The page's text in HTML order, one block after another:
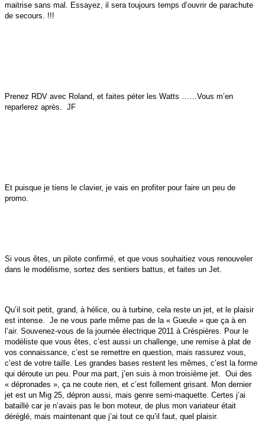
maitrise sans mal. Essayez, il sera toujours temps d’ouvrir de parachute
de secours. !!!
Prenez RDV avec Roland, et faites péter les Watts ……Vous m’en
reparlerez après. JF
Et puisque je tiens le clavier, je vais en profiter pour faire un peu de
promo.
Si vous êtes, un pilote confirmé, et que vous souhaitiez vous renouveler
dans le modélisme, sortez des sentiers battus, et faites un Jet.
Qu’il soit petit, grand, à hélice, ou à turbine, cela reste un jet, et le plaisir
est intense. Je ne vous parle même pas de la « Gueule » que ça à en
l’air. Souvenez-vous de la journée électrique 2011 à Crèspières. Pour le
modéliste que vous êtes, c’est aussi un challenge, une remise à plat de
vos connaissance, c’est se remettre en question, mais rassurez vous,
c’est de votre taille. Les grandes bases restent les mêmes, c’est la forme
qui déroute un peu. Pour ma part, j’en suis à mon troisième jet. Oui des
« dépronades », ça ne coute rien, et c’est follement grisant. Mon dernier
jet est un Mig 25, dépron aussi, mais genre semi-maquette. Certes j’ai
bataillé car je n’avais pas le bon moteur, de plus mon variateur était
déréglé, mais maintenant que j’ai tout ce qu’il faut, quel plaisir.